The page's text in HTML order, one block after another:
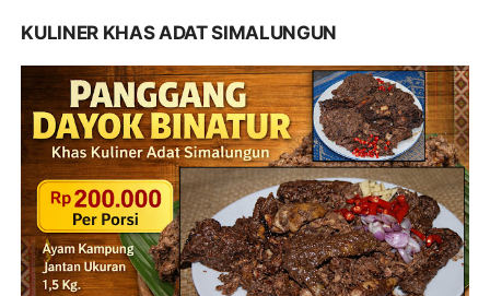
KULINER KHAS ADAT SIMALUNGUN